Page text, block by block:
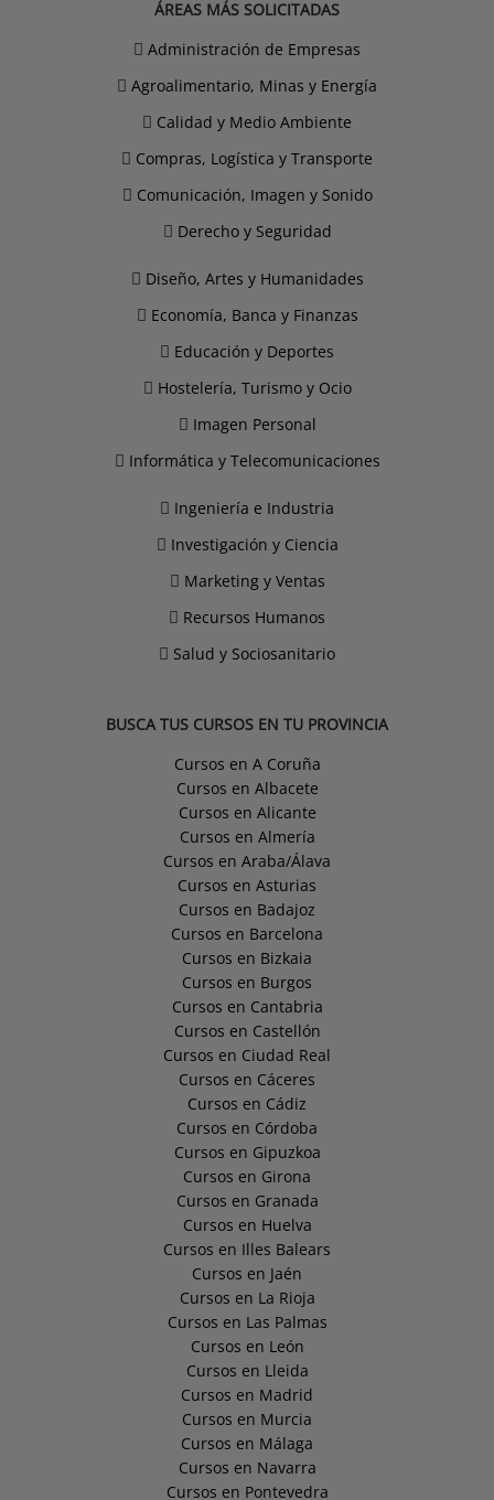
ÁREAS MÁS SOLICITADAS
Administración de Empresas
Agroalimentario, Minas y Energía
Calidad y Medio Ambiente
Compras, Logística y Transporte
Comunicación, Imagen y Sonido
Derecho y Seguridad
Diseño, Artes y Humanidades
Economía, Banca y Finanzas
Educación y Deportes
Hostelería, Turismo y Ocio
Imagen Personal
Informática y Telecomunicaciones
Ingeniería e Industria
Investigación y Ciencia
Marketing y Ventas
Recursos Humanos
Salud y Sociosanitario
BUSCA TUS CURSOS EN TU PROVINCIA
Cursos en A Coruña
Cursos en Albacete
Cursos en Alicante
Cursos en Almería
Cursos en Araba/Álava
Cursos en Asturias
Cursos en Badajoz
Cursos en Barcelona
Cursos en Bizkaia
Cursos en Burgos
Cursos en Cantabria
Cursos en Castellón
Cursos en Ciudad Real
Cursos en Cáceres
Cursos en Cádiz
Cursos en Córdoba
Cursos en Gipuzkoa
Cursos en Girona
Cursos en Granada
Cursos en Huelva
Cursos en Illes Balears
Cursos en Jaén
Cursos en La Rioja
Cursos en Las Palmas
Cursos en León
Cursos en Lleida
Cursos en Madrid
Cursos en Murcia
Cursos en Málaga
Cursos en Navarra
Cursos en Pontevedra